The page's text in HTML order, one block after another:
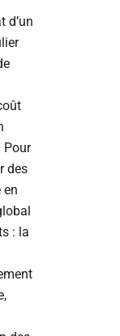
d’un
Pour
des
en
: la